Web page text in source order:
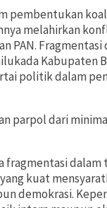
pembentukan
melahirkan
PAN. Fragmentasi
Kabupaten
politik dalam
parpol dari
fragmentasi
kuat
demokrasi.